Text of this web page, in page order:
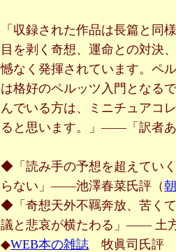
「収録された作品は長篇と同
目を剥く奇想、運命との対決
憾なく発揮されています。ペ
は格好のペルッツ入門となる
んでいる方は、ミニチュアコ
ると思います。」――「訳者
◆「読み手の予想を超えてい
らない」――池澤春菜氏評（
◆「奇想天外不羈奔放、苦く
議と悲哀が横たわる」―― 土
◆WEB本の雑誌 牧眞司氏評